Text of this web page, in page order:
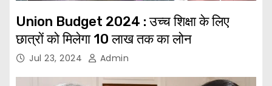
Union Budget 2024 : उच्च शिक्षा के लिए
छात्रों को मिलेगा 10 लाख तक का लोन
Jul 23, 2024 Admin